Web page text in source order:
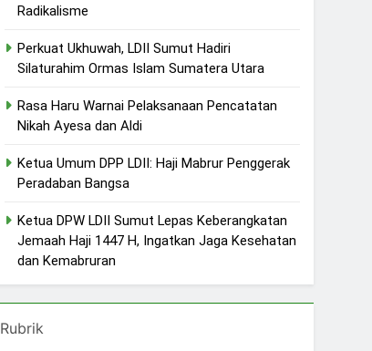
Radikalisme
Perkuat Ukhuwah, LDII Sumut Hadiri
Silaturahim Ormas Islam Sumatera Utara
Rasa Haru Warnai Pelaksanaan Pencatatan
Nikah Ayesa dan Aldi
Ketua Umum DPP LDII: Haji Mabrur Penggerak
Peradaban Bangsa
Ketua DPW LDII Sumut Lepas Keberangkatan
Jemaah Haji 1447 H, Ingatkan Jaga Kesehatan
dan Kemabruran
Rubrik